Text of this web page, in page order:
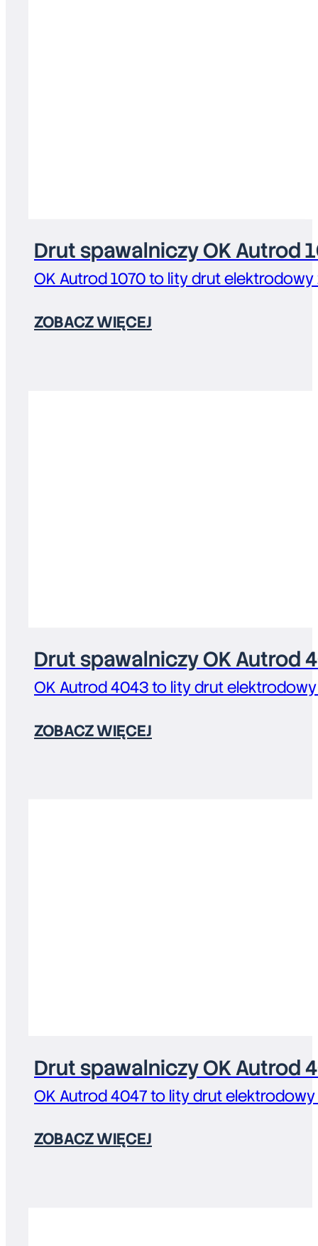
Drut spawalniczy OK Autrod
OK Autrod 1070 to lity drut
ZOBACZ WIĘCEJ
Drut spawalniczy OK Autrod
OK Autrod 4043 to lity drut
ZOBACZ WIĘCEJ
Drut spawalniczy OK Autrod
OK Autrod 4047 to lity drut
ZOBACZ WIĘCEJ